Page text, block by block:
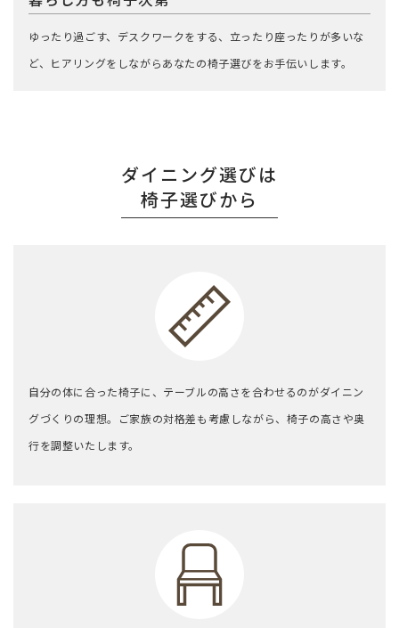
ゆったり過ごす、デスクワークをする、立ったり座ったりが多いな
ど、ヒアリングをしながらあなたの椅子選びをお手伝いします。
ダイニング選びは
椅子選びから
自分の体に合った椅子に、テーブルの高さを合わせるのがダイニン
グづくりの理想。 ご家族の対格差も考慮しながら、椅子の高さや奥
行を調整いたします。